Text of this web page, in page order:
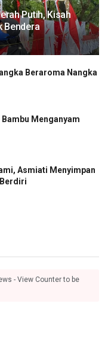
Putih, Kisah
Bendera
Beraroma Nangka
Menganyam
Asmiati Menyimpan
- View Counter to be